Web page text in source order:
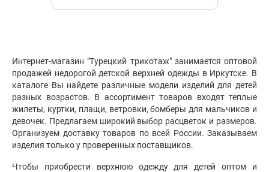
Интернет-магазин "Турецкий трикотаж" занимается оптовой
продажей недорогой детской верхней одежды в Иркутске. В
каталоге Вы найдете различные модели изделий для детей
разных возрастов. В ассортимент товаров входят теплые
жилеты, куртки, плащи, ветровки, бомберы для мальчиков и
девочек. Предлагаем широкий выбор расцветок и размеров.
Организуем доставку товаров по всей России. Заказываем
изделия только у проверенных поставщиков.
Чтобы приобрести верхнюю одежду для детей оптом и